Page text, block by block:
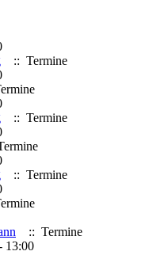
:: Termine
:: Termine
:: Termine
:: Termine
13:00